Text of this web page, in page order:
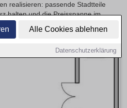
Alle Cookies ablehnen
Datenschutzerklärung
realisieren: passende Stadtteile
halten und die Preisspanne im
sichern.